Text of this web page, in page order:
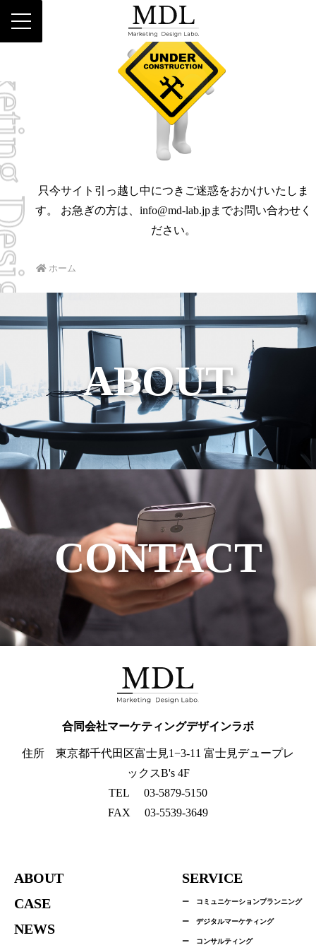
Labo
Labo
只今サイト引っ越し中につきご迷惑をおかけいたしま
す。 お急ぎの方は、info@md-lab.jpまでお問い合わせく
ださい。
ホーム
ABOUT
CONTACT
合同会社マーケティングデザインラボ
住所 東京都千代田区富士見1−3-11 富士見デュープレ
ックスB's 4F
TEL
03-5879-5150
FAX
03-5539-3649
ABOUT
CASE
NEWS
SERVICE
ー コミュニケーションプランニング
ー デジタルマーケティング
ー コンサルティング